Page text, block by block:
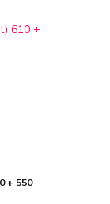
+ 550